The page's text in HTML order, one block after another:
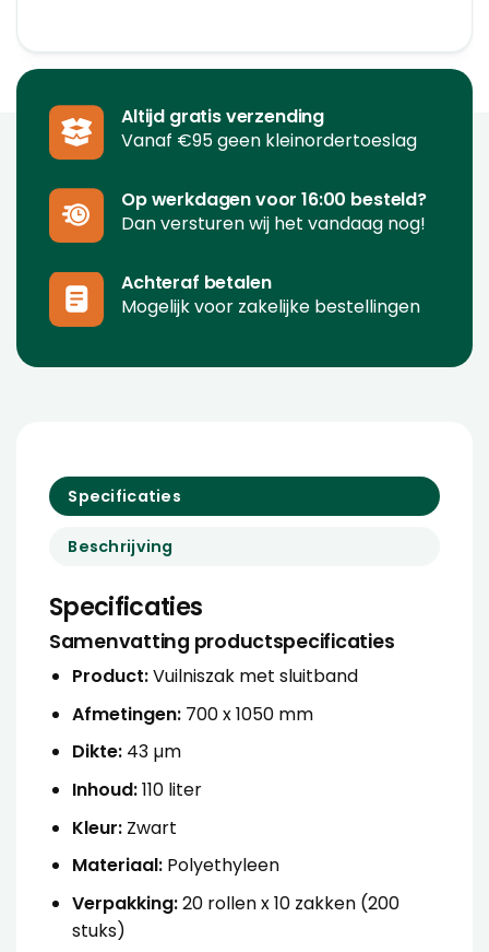
Altijd gratis verzending
Vanaf €95 geen kleinordertoeslag
Op werkdagen voor 16:00 besteld?
Dan versturen wij het vandaag nog!
Achteraf betalen
Mogelijk voor zakelijke bestellingen
Specificaties
Beschrijving
Specificaties
Samenvatting productspecificaties
Product:Vuilniszak met sluitband
Afmetingen:700 x 1050 mm
Dikte:43 µm
Inhoud:110 liter
Kleur:Zwart
Materiaal:Polyethyleen
Verpakking:20 rollen x 10 zakken (200
stuks)